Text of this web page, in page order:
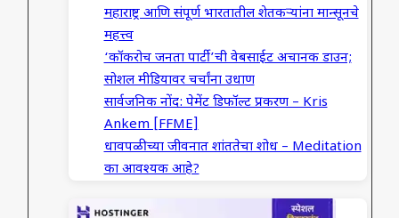
महाराष्ट्र आणि संपूर्ण भारतातील शेतकऱ्यांना मान्सूनचे
महत्त्व
‘कॉकरोच जनता पार्टी’ची वेबसाईट अचानक डाउन;
सोशल मीडियावर चर्चांना उधाण
सार्वजनिक नोंद: पेमेंट डिफॉल्ट प्रकरण – Kris
Ankem [FFME]
धावपळीच्या जीवनात शांततेचा शोध – Meditation
का आवश्यक आहे?